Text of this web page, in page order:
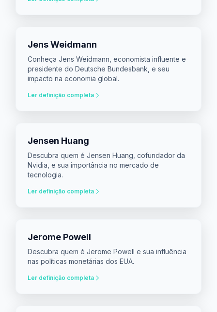
Jens Weidmann
Conheça Jens Weidmann, economista influente e
presidente do Deutsche Bundesbank, e seu
impacto na economia global.
Ler definição completa
Jensen Huang
Descubra quem é Jensen Huang, cofundador da
Nvidia, e sua importância no mercado de
tecnologia.
Ler definição completa
Jerome Powell
Descubra quem é Jerome Powell e sua influência
nas políticas monetárias dos EUA.
Ler definição completa